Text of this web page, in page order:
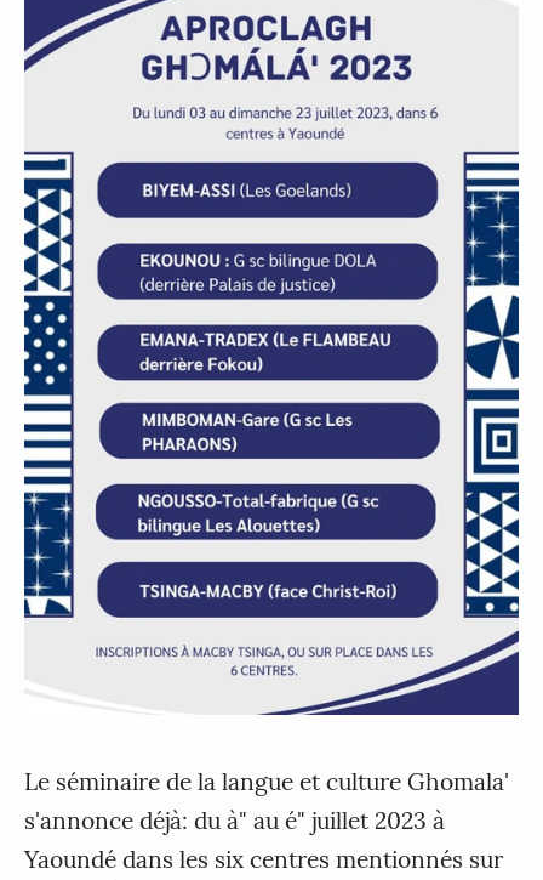
Le séminaire de la langue et culture Ghomala'
s'annonce déjà: du à" au é" juillet 2023 à
Yaoundé dans les six centres mentionnés sur